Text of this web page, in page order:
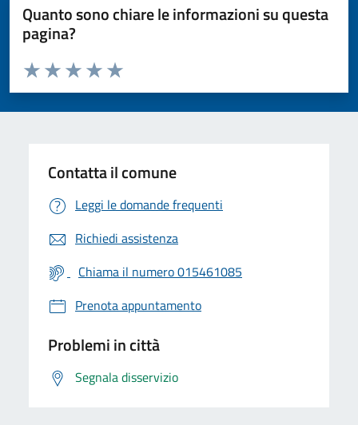
Quanto sono chiare le informazioni su questa
pagina?
Valuta da 1 a 5 stelle la pagina
Valuta 5 stelle su 5
Valuta 4 stelle su 5
Valuta 3 stelle su 5
Valuta 2 stelle su 5
Valuta 1 stelle su 5
Contatta il comune
Leggi le domande frequenti
Richiedi assistenza
Chiama il numero 015461085
Prenota appuntamento
Problemi in città
Segnala disservizio